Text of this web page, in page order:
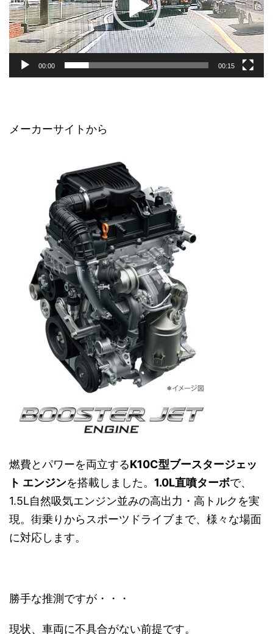
ヤ
ー
00:00 00:15
メーカーサイトから
燃費とパワーを両立するK10C型ブースタージェッ
ト エンジンを搭載しました。 1.0L直噴ターボで、
1.5L自然吸気エンジン並みの高出力・高トルクを実
現。街乗りからスポーツドライブまで、様々な場面
に対応します。
勝手な推測ですが・・・
現状、車両に不具合がない前提です。